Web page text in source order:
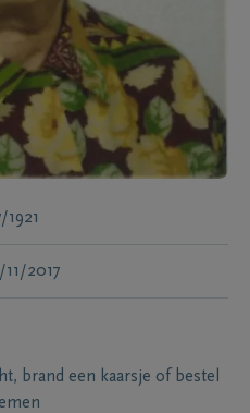
11/2017
brand een kaarsje of bestel